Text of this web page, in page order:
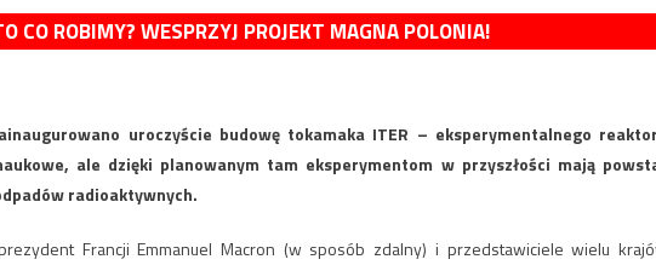
CO ROBIMY? WESPRZYJ PROJEKT MAGNA POLONIA!
uroczyście budowę tokamaka ITER – eksperymentalnego
ale dzięki planowanym tam eksperymentom w przyszłości mają
radioaktywnych.
Francji Emmanuel Macron (w sposób zdalny) i przedstawiciele wielu